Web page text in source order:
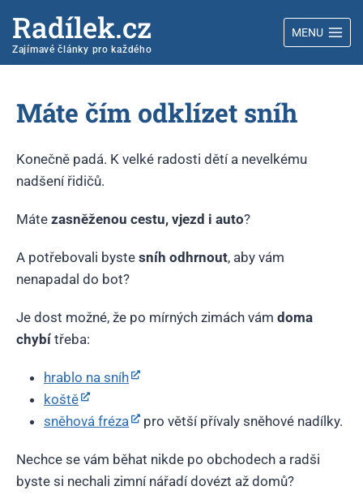
Radílek.cz
Zajímavé články pro každého
MENU
Máte čím odklízet sníh
Konečně padá. K velké radosti dětí a nevelkému
nadšení řidičů.
Máte zasněženou cestu, vjezd i auto?
A potřebovali byste sníh odhrnout, aby vám
nenapadal do bot?
Je dost možné, že po mírných zimách vám doma
chybí třeba:
hrablo na sníh
koště
sněhová fréza
pro větší přívaly sněhové nadílky.
Nechce se vám běhat nikde po obchodech a radši
byste si nechali zimní nářadí dovézt až domů?